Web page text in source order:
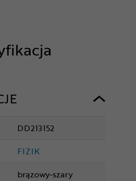
DD213152
FIZIK
brązowy-szary